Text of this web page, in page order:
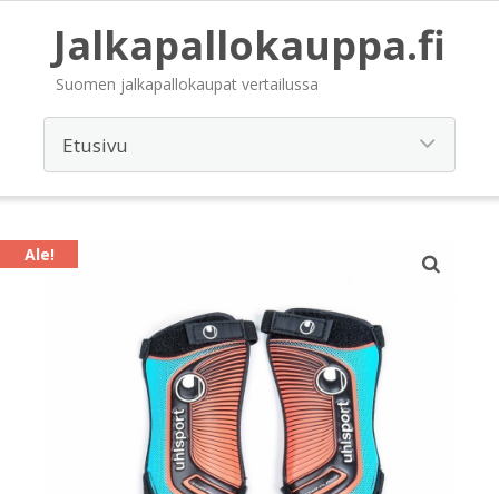
Jalkapallokauppa.fi
Suomen jalkapallokaupat vertailussa
Ale!